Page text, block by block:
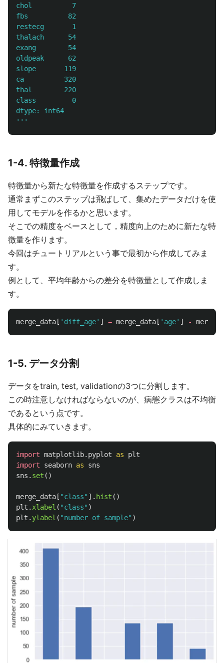
chol          7
fbs          82
restecg       1
thalach      54
exang        54
oldpeak      62
slope       119
ca          320
thal        220
class         0
'''
1-4. 特徴量作成
特徴量から新たな特徴量を作成するステップです。
通常まずこのステップは飛ばして、集めたデータだけを使
用してモデルを作るかと思います。
そこでの精度をベースとして，精度向上のために新たな特
徴量を作ります。
今回はチュートリアルという事で最初から作成してみま
す。
例として、平均年齢からの差分を特徴量として作成しま
す。
merge_data [ ' diff_age' ] = merge_data [ ' age' ] -
1-5. データ分割
データをtrain, test, validationの3つに分割します。
この時注意しなければならないのが、病態クラスは不均衡
であるという点です。
具体的にみていきます。
import matplotlib.pyplot as
plt
import
seaborn as
sns
sns . set ()
merge_data [ "class" ]. hist ()
plt . xlabel ( "class" )
plt . ylabel ( "number of sample" )